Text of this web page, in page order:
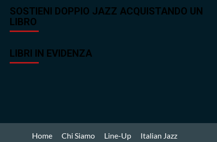
SOSTIENI DOPPIO JAZZ ACQUISTANDO UN
LIBRO
LIBRI IN EVIDENZA
Home Chi Siamo Line-Up
Italian Jazz